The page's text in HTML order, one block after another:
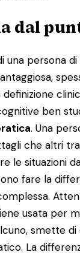
dal
una persona
ben
. Una
che altri
le situazioni
fare la
usata per
smette
La